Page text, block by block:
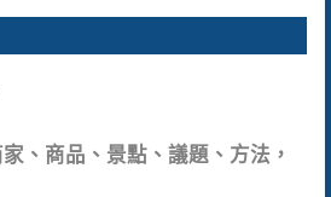
、商品、景點、議題、方法，